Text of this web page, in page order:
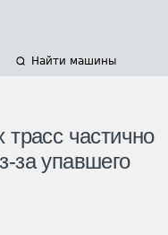
Найти машины
частично
за упавшего